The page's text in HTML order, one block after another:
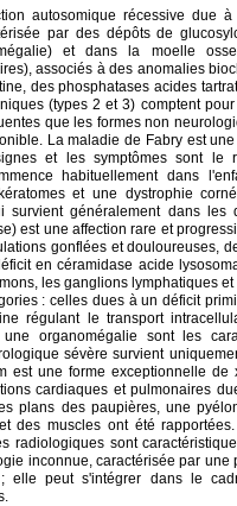
autosomique récessive due
par des dépôts de
et dans la moelle
associés à des anomalies
des phosphatases acides
(types 2 et 3) comptent
que les formes non
La maladie de Fabry est
et les symptômes sont le
habituellement dans
et une dystrophie
survient généralement dans les
est une affection rare et
gonflées et douloureuses,
en céramidase acide
les ganglions lymphatiques
: celles dues à un déficit
régulant le transport
organomégalie sont les
sévère survient
est une forme exceptionnelle
cardiaques et pulmonaires
plans des paupières, une
des muscles ont été
radiologiques sont
inconnue, caractérisée par une
elle peut s'intégrer dans le